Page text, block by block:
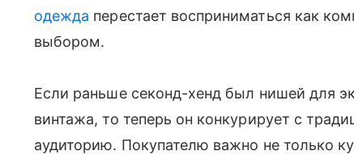
одежда перестает восприниматься как
выбором.
Если раньше секонд-хенд был нишей для
винтажа, то теперь он конкурирует с
аудиторию. Покупателю важно не только